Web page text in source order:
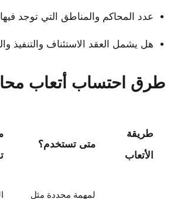
عدد المحاكم والمناطق التي توجد
هل يشمل العقد الاستئناف والتنفيذ
طرق احتساب أتعاب
طريقة
الأتعاب
متى تستخدم؟
لمهمة محددة مثل